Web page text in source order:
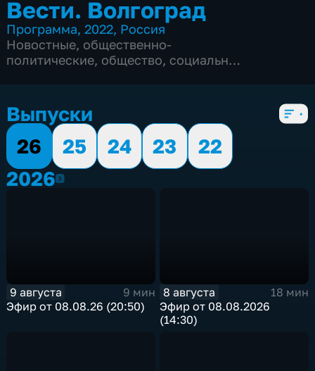
Вести. Волгоград
Программа,2022, Россия
Новостные, общественно-
политические, общество, социально-
5 сезонов, 2356 выпусков
Выпуски
26
25 24 23
22
20262026
9 августа
9 мин
Эфир от 08.08.26 (20:50)
8 августа
18 мин
Эфир от 08.08.2026
(14:30)